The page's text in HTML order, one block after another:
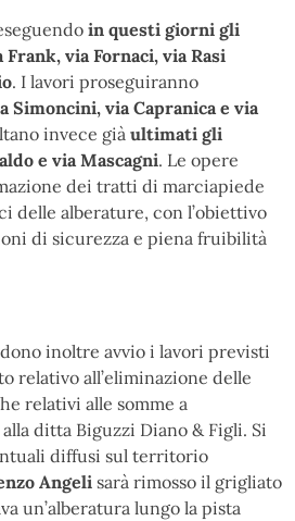
in questi giorni gli
via Fornaci, via Rasi
. I lavori proseguiranno
Simoncini, via Capranica e via
invece già ultimati gli
e via Mascagni. Le opere
dei tratti di marciapiede
delle alberature, con l’obiettivo
di sicurezza e piena fruibilità
inoltre avvio i lavori previsti
relativo all’eliminazione delle
relativi alle somme a
ditta Biguzzi Diano & Figli. Si
diffusi sul territorio
Angeli sarà rimosso il grigliato
un’alberatura lungo la pista